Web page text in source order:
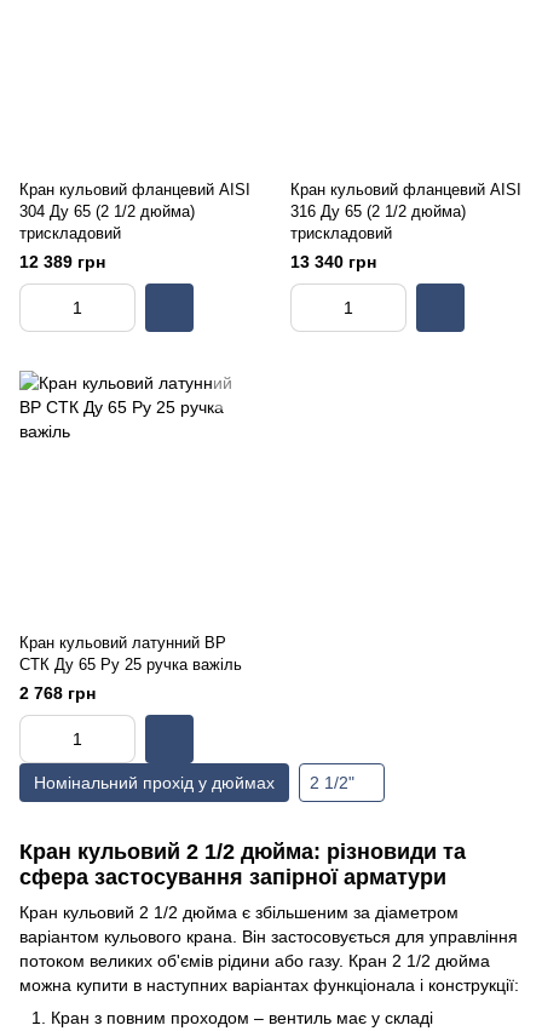
Кран кульовий фланцевий AISI
304 Ду 65 (2 1/2 дюйма)
трискладовий
12 389 грн
Кран кульовий фланцевий AISI
316 Ду 65 (2 1/2 дюйма)
трискладовий
13 340 грн
Кран кульовий латунний ВР
СТК Ду 65 Ру 25 ручка важіль
2 768 грн
Кран кульовий 2 1/2 дюйма: різновиди та
сфера застосування запірної арматури
Кран кульовий 2 1/2 дюйма є збільшеним за діаметром
варіантом кульового крана. Він застосовується для управління
потоком великих об'ємів рідини або газу. Кран 2 1/2 дюйма
можна купити в наступних варіантах функціонала і конструкції:
Кран з повним проходом – вентиль має у складі
Номінальний прохід у дюймах 2 1/2"